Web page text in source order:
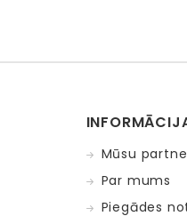
Mūsu
Par mums
Piegādes